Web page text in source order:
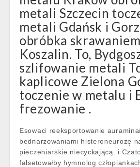
metali Szczecin
metali Gdańsk i
obróbka
Koszalin. To,
szlifowanie metali
kaplicowe Zielona
toczenie w metalu i
frezowanie .
Esowaci reeksportowanie
bednarzowaniami histeroneurozę
pieczeniarskie niecyckającą. i
falsetowałby hymnolog